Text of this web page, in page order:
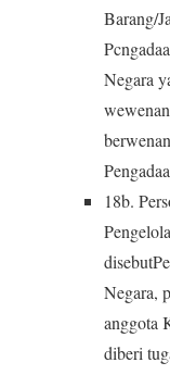
Barang/
Negara
18b.
Negara,
anggota
diberi